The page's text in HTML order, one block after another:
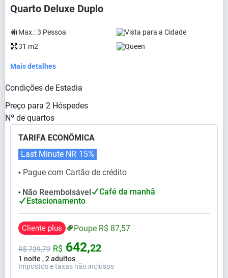
Quarto Deluxe Duplo
Max.:3 Pessoa
Vista para a Cidade
31 m2
Queen
Mais detalhes
Condições de Estadia
Preço para 2 Hóspedes
Nº de quartos
TARIFA ECONÔMICA
⬤ Pague com Cartão de crédito
Last Minute NR 15%
⬤ Não Reembolsável
Café da manhã
Estacionamento
Cliente plus Poupe R$ 87,57
1 noite , 2 adultos
R$729,79 R$ 642,22
Impostos e taxas não inclusos